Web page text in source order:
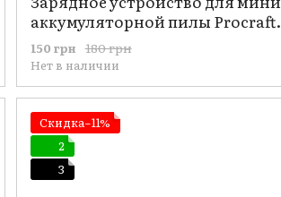
аккумуляторной пилы Procraft
PKA-22 20V 2Ah
180 грн
150 грн
Нет в наличии
Скидка−11%
2
3